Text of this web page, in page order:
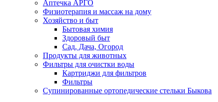
Аптечка АРГО
Физиотерапия и массаж на дому
Хозяйство и быт
Бытовая химия
Здоровый быт
Сад, Дача, Огород
Продукты для животных
Фильтры для очистки воды
Картриджи для фильтров
Фильтры
Супинированные ортопедические стельки Быкова